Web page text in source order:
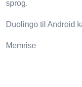
sprog.
Duolingo til Android
Memrise